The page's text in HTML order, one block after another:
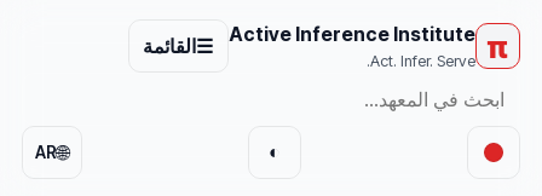
π
Active Inference Institute
Act. Infer. Serve.
☰القائمة
🌐
AR ◐